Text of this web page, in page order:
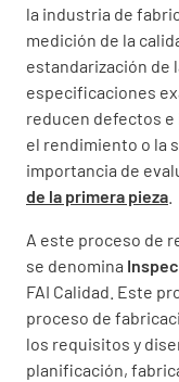
la industria de
medición de la
estandarización de
especificaciones
reducen defectos
el rendimiento o la
importancia de
de la primera pieza
A este proceso de
se denomina
FAI Calidad. Este
proceso de
los requisitos y
planificación,